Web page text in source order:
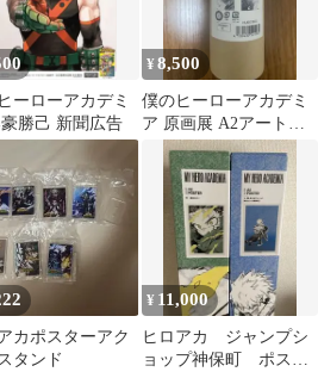
ーローアカデミ
勝己 新聞広告
¥8,500
僕のヒーローアカデミ
ア 原画展 A2アートポ
スター The Beginning
カポスターアク
タンド
¥ 11,000
ヒロアカ ジャンプシ
ョップ神保町 ポスタ